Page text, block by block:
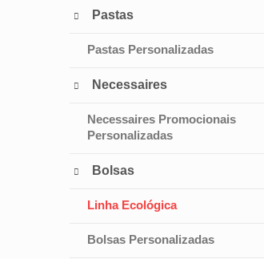
 Pastas
Pastas Personalizadas
 Necessaires
Necessaires Promocionais
Personalizadas
 Bolsas
Linha Ecológica
Bolsas Personalizadas